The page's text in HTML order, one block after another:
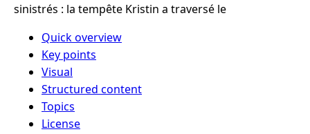
sinistrés : la tempête Kristin a traversé le
Quick overview
Key points
Visual
Structured content
Topics
License